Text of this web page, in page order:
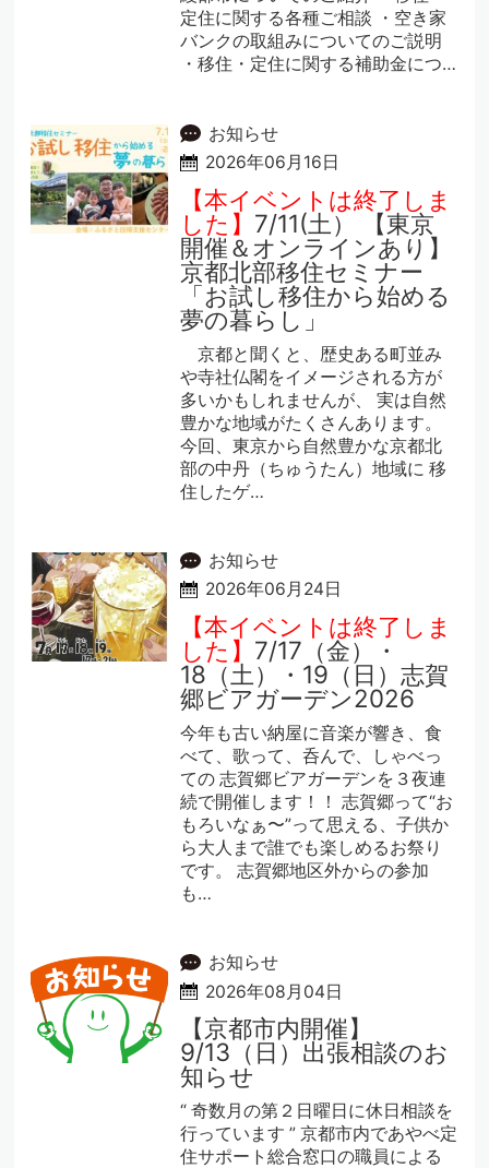
定住に関する各種ご相談 ・空き家
バンクの取組みについてのご説明
・移住・定住に関する補助金につ…
お知らせ
2026年06月16日
【本イベントは終了しま
した】 7/11(土） 【東京
開催＆オンラインあり】
京都北部移住セミナー
「お試し移住から始める
夢の暮らし」
京都と聞くと、歴史ある町並み
や寺社仏閣をイメージされる方が
多いかもしれませんが、 実は自然
豊かな地域がたくさんあります。
今回、東京から自然豊かな京都北
部の中丹（ちゅうたん）地域に 移
住したゲ…
お知らせ
2026年06月24日
【本イベントは終了しま
した】 7/17（金）・
18（土）・19（日）志賀
郷ビアガーデン2026
今年も古い納屋に音楽が響き、食
べて、歌って、呑んで、しゃべっ
ての 志賀郷ビアガーデンを３夜連
続で開催します！！ 志賀郷って“お
もろいなぁ〜”って思える、子供か
ら大人まで誰でも楽しめるお祭り
です。 志賀郷地区外からの参加
も…
お知らせ
2026年08月04日
【京都市内開催】
9/13（日）出張相談のお
知らせ
“ 奇数月の第２日曜日に休日相談を
行っています ” 京都市内であやべ定
住サポート総合窓口の職員による